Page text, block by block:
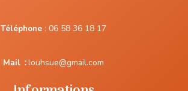
Téléphone : 06 58 36 18 17
Mail :louhsue@gmail.com